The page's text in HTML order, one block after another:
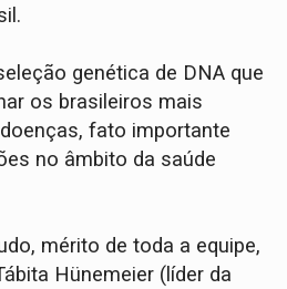
genética de DNA que
os brasileiros mais
fato importante
no âmbito da saúde
mérito de toda a equipe,
Hünemeier (líder da